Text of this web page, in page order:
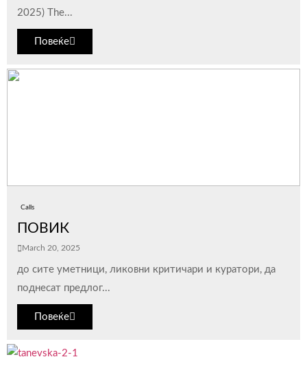
2025) The...
Повеќе
Calls
ПОВИК
March 20, 2025
до сите уметници, ликовни критичари и куратори, да
поднесат предлог...
Повеќе